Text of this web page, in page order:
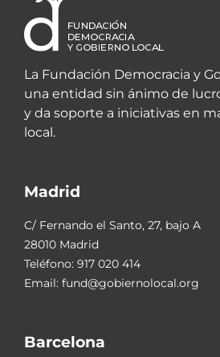
La Fundación Democracia y
una entidad sin ánimo de
y da soporte a iniciativas en
local.
Madrid
C/ Fernando el Santo, 27, bajo A
28010 Madrid
Teléfono: 917 020 414
Email: fund@gobiernolocal.org
Barcelona